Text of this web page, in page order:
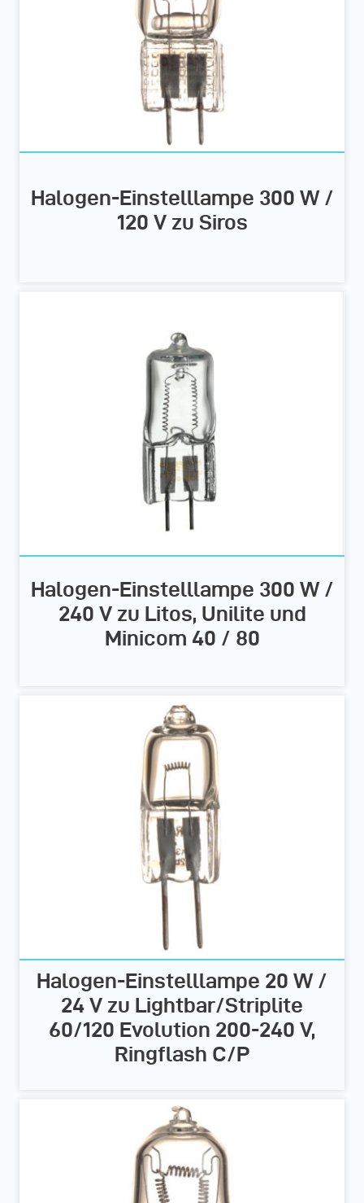
Halogen-Einstelllampe 300 W /
120 V zu Siros
Halogen-Einstelllampe 300 W /
240 V zu Litos, Unilite und
Minicom 40 / 80
Halogen-Einstelllampe 20 W /
24 V zu Lightbar/Striplite
60/120 Evolution 200-240 V,
Ringflash C/P